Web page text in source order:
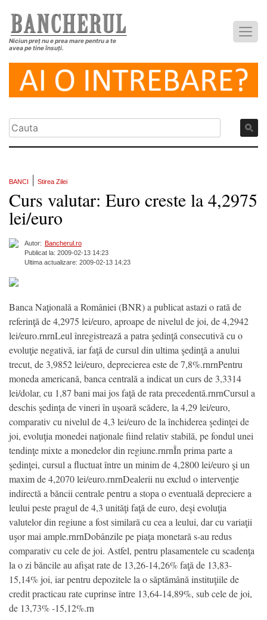
Niciun preț nu e prea mare pentru a te
avea pe tine însuți.
BANCI Stirea Zilei
Curs valutar: Euro creste la 4,2975
lei/euro
Autor: Bancherul.ro
Publicat la: 2009-02-13 14:23
Ultima actualizare: 2009-02-13 14:23
Banca Naţională a României (BNR) a publicat astazi o rată de
referinţă de 4,2975 lei/euro, aproape de nivelul de joi, de 4,2942
lei/euro.rnrnLeul înregistrează a patra şedinţă consecutivă cu o
evoluţie negativă, iar faţă de cursul din ultima şedinţă a anului
trecut, de 3,9852 lei/euro, deprecierea este de 7,8%.rnrnPentru
moneda americană, banca centrală a indicat un curs de 3,3314
lei/dolar, cu 1,87 bani mai jos faţă de rata precedentă.rnrnCursul a
deschis şedinţa de vineri în uşoară scădere, la 4,29 lei/euro,
comparativ cu nivelul de 4,3 lei/euro de la închiderea şedinţei de
joi, evoluţia monedei naţionale fiind relativ stabilă, pe fondul unei
tendinţe mixte a monedelor din regiune.rnrnÎn prima parte a
şedinţei, cursul a fluctuat între un minim de 4,2800 lei/euro şi un
maxim de 4,2070 lei/euro.rnrnDealerii nu exclud o intervenţie
indirectă a băncii centrale pentru a stopa o eventuală depreciere a
leului peste pragul de 4,3 unităţi faţă de euro, deşi evoluţia
valutelor din regiune a fost similară cu cea a leului, dar cu variaţii
uşor mai ample.rnrnDobânzile pe piaţa monetară s-au redus
comparativ cu cele de joi. Astfel, pentru plasamentele cu scadenţa
la o zi băncile au afişat rate de 13,26-14,26% faţă de 13,83-
15,14% joi, iar pentru depozitele la o săptămână instituţiile de
credit practicau rate cuprinse între 13,64-14,89%, sub cele de joi,
de 13,73% -15,12%.rn